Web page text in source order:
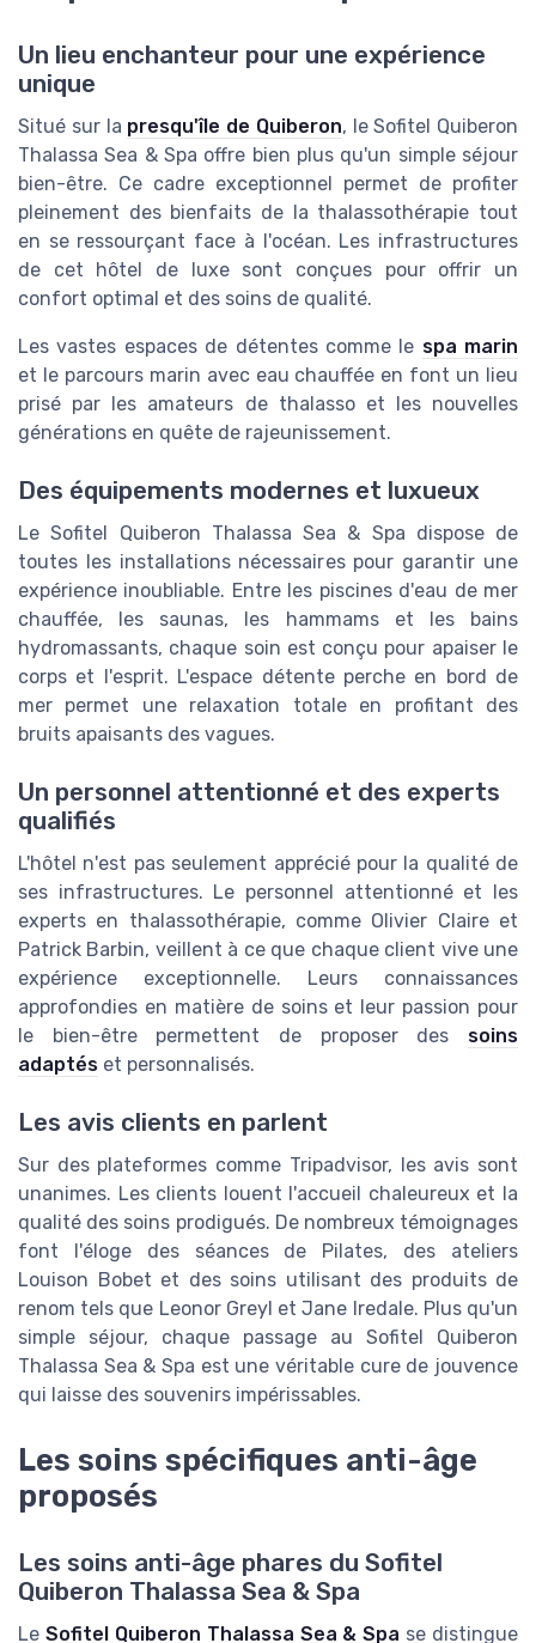
Un lieu enchanteur pour une expérience
unique
Situé sur la presqu'île de Quiberon, le Sofitel Quiberon
Thalassa Sea & Spa offre bien plus qu'un simple séjour
bien-être. Ce cadre exceptionnel permet de profiter
pleinement des bienfaits de la thalassothérapie tout
en se ressourçant face à l'océan. Les infrastructures
de cet hôtel de luxe sont conçues pour offrir un
confort optimal et des soins de qualité.
Les vastes espaces de détentes comme le spa marin
et le parcours marin avec eau chauffée en font un lieu
prisé par les amateurs de thalasso et les nouvelles
générations en quête de rajeunissement.
Des équipements modernes et luxueux
Le Sofitel Quiberon Thalassa Sea & Spa dispose de
toutes les installations nécessaires pour garantir une
expérience inoubliable. Entre les piscines d'eau de mer
chauffée, les saunas, les hammams et les bains
hydromassants, chaque soin est conçu pour apaiser le
corps et l'esprit. L'espace détente perche en bord de
mer permet une relaxation totale en profitant des
bruits apaisants des vagues.
Un personnel attentionné et des experts
qualifiés
L'hôtel n'est pas seulement apprécié pour la qualité de
ses infrastructures. Le personnel attentionné et les
experts en thalassothérapie, comme Olivier Claire et
Patrick Barbin, veillent à ce que chaque client vive une
expérience exceptionnelle. Leurs connaissances
approfondies en matière de soins et leur passion pour
le bien-être permettent de proposer des soins
adaptés et personnalisés.
Les avis clients en parlent
Sur des plateformes comme Tripadvisor, les avis sont
unanimes. Les clients louent l'accueil chaleureux et la
qualité des soins prodigués. De nombreux témoignages
font l'éloge des séances de Pilates, des ateliers
Louison Bobet et des soins utilisant des produits de
renom tels que Leonor Greyl et Jane Iredale. Plus qu'un
simple séjour, chaque passage au Sofitel Quiberon
Thalassa Sea & Spa est une véritable cure de jouvence
qui laisse des souvenirs impérissables.
Les soins spécifiques anti-âge
proposés
Les soins anti-âge phares du Sofitel
Quiberon Thalassa Sea & Spa
Le Sofitel Quiberon Thalassa Sea & Spa se distingue